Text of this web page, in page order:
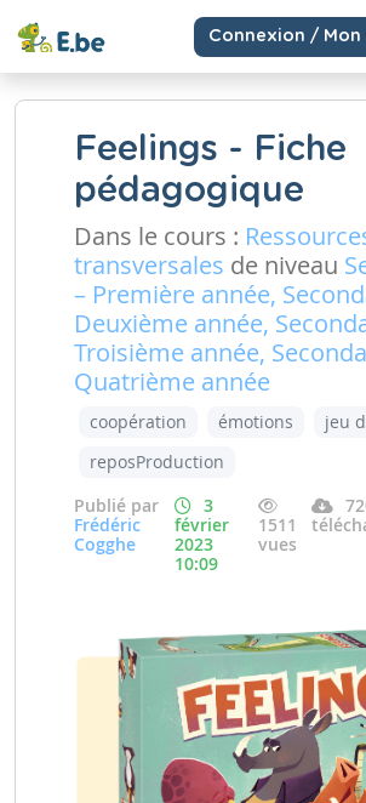
Connexion / Mon
Feelings - Fiche
pédagogique
Dans le cours :
transversales de niveau
– Première année,
Deuxième année,
Troisième année,
Quatrième année
coopération émotions
jeu
reposProduction
Publié par
Frédéric
Cogghe
3
février
2023
10:09
1511
vues